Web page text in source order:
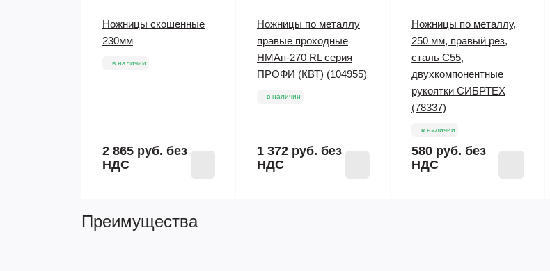
Ножницы скошенные
230мм
в наличии
2 865 руб. без
НДС
Ножницы по металлу
правые проходные
НМАп-270 RL серия
ПРОФИ (КВТ) (104955)
в наличии
1 372 руб. без
НДС
Ножницы по металлу,
250 мм, правый рез,
сталь С55,
двухкомпонентные
рукоятки СИБРТЕХ
(78337)
в наличии
580 руб. без
НДС
Преимущества